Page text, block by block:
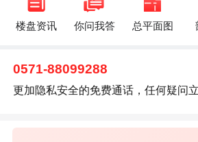
楼盘资讯 你问我答 总平面图
0571-88099288
更加隐私安全的免费通话，任何疑问